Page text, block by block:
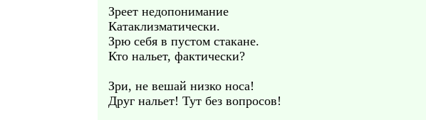
Зреет недопонимание
Катаклизматически.
Зрю себя в пустом стакане.
Кто нальет, фактически?
Зри, не вешай низко носа!
Друг нальет! Тут без вопросов!